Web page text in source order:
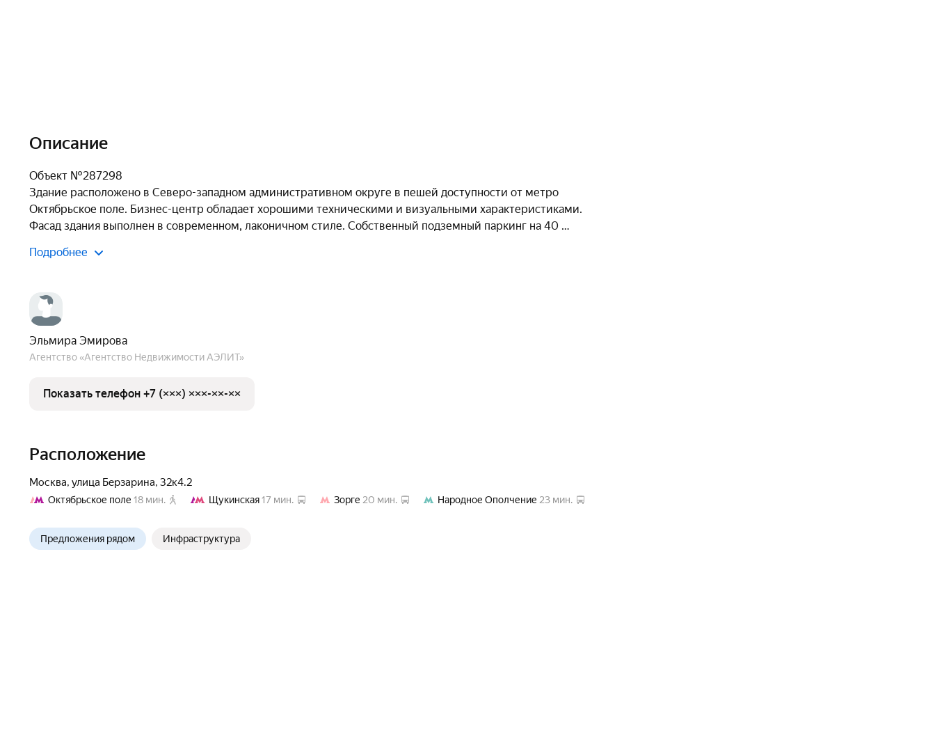
Описание
Объект №287298
Здание расположено в Северо-западном административном округе в пешей доступности от метро
Октябрьское поле. Бизнес-центр обладает хорошими техническими и визуальными характеристиками.
Фасад здания выполнен в современном, лаконичном стиле. Собственный подземный паркинг на 40
Подробнее
Эльмира Эмирова
Агентство «Агентство Недвижимости АЭЛИТ»
Показать телефон +7 (×××) ×××-××-××
Расположение
Москва, улица Берзарина, 32к4.2
Октябрьское поле 18 мин. Щукинская17 мин. Зорге 20 мин. Народное Ополчение 23 мин.
Предложения рядом Инфраструктура